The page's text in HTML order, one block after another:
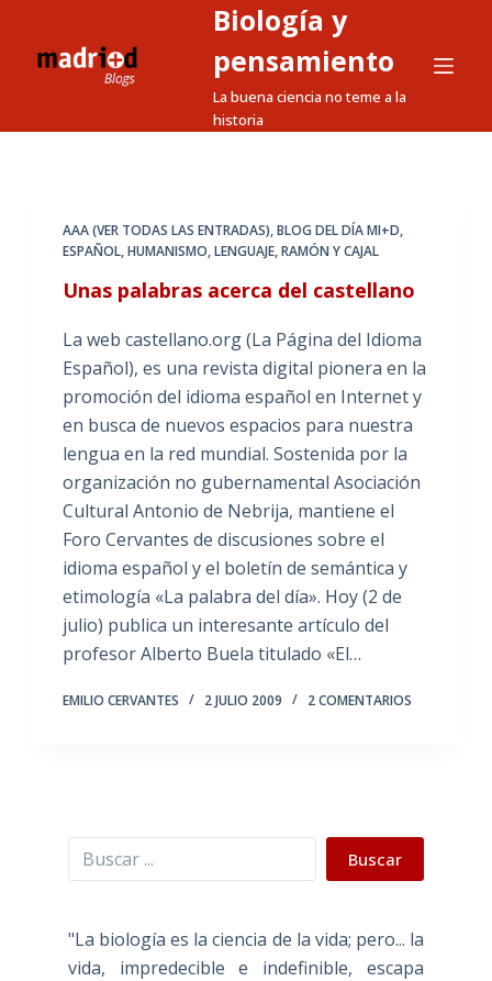
a
Biología y
pensamiento
La buena ciencia no teme a la
historia
AAA (VER TODAS LAS ENTRADAS),BLOG DEL DÍA MI+D,
ESPAÑOL,HUMANISMO,LENGUAJE,RAMÓN Y CAJAL
Unas palabras acerca del castellano
La web castellano.org (La Página del Idioma
Español), es una revista digital pionera en la
promoción del idioma español en Internet y
en busca de nuevos espacios para nuestra
lengua en la red mundial. Sostenida por la
organización no gubernamental Asociación
Cultural Antonio de Nebrija, mantiene el
Foro Cervantes de discusiones sobre el
idioma español y el boletín de semántica y
etimología «La palabra del día». Hoy (2 de
julio) publica un interesante artículo del
profesor Alberto Buela titulado «El…
EMILIO CERVANTES 2 JULIO 2009 2 COMENTARIOS
Buscar Buscar
"La biología es la ciencia de la vida; pero... la
vida, impredecible e indefinible, escapa